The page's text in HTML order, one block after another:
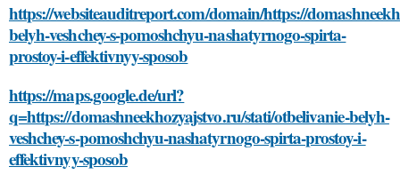
https://websiteauditreport.com/domain/https://
belyh-veshchey-s-pomoshchyu-nashatyrnogo-spirta-
prostoy-i-effektivnyy-sposob
https://maps.google.de/url?
q=https://domashneekhozyajstvo.ru/stati/otbelivanie-belyh-
veshchey-s-pomoshchyu-nashatyrnogo-spirta-prostoy-i-
effektivnyy-sposob